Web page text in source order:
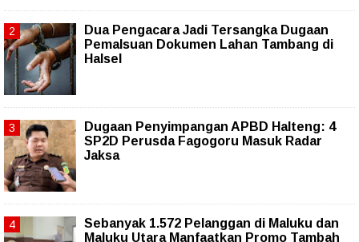
Dua Pengacara Jadi Tersangka Dugaan
Pemalsuan Dokumen Lahan Tambang di
Halsel
Dugaan Penyimpangan APBD Halteng: 4
SP2D Perusda Fagogoru Masuk Radar
Jaksa
Sebanyak 1.572 Pelanggan di Maluku dan
Maluku Utara Manfaatkan Promo Tambah